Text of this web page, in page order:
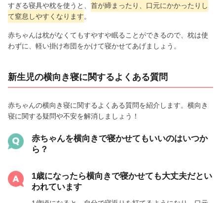
すぎる寝具や枕を使うと、 首が締まったり、口元にかかったりし
て窒息しやすくなります。
赤ちゃんは枕がなくてもすやすや眠ることができるので、枕は使
わずに、軽い掛け布団をかけて寝かせてあげましょう。
新生児の横向き寝に関するよくある質問
赤ちゃんの横向き寝に関するよくある質問を紹介します。横向き
寝に関する疑問や不安を解消しましょう！
赤ちゃんを横向きで寝かせてもいいのはいつか
ら？
1歳になったら横向きで寝かせても大丈夫だとい
われています